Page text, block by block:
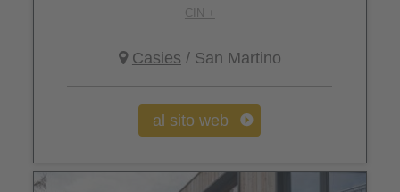
CIN +
Casies / San Martino
al sito web